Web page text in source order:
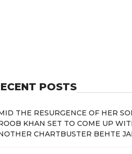
POSTS
THE RESURGENCE OF HER
KHAN SET TO COME UP
CHARTBUSTER BEHTE